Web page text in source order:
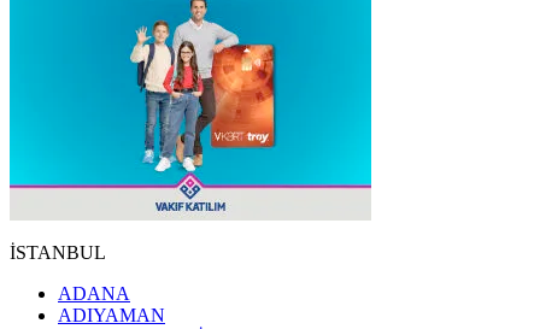
İSTANBUL
ADANA
ADIYAMAN